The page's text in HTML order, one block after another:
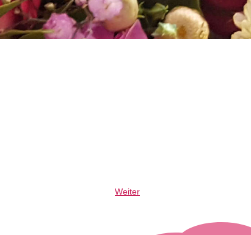
Weiter